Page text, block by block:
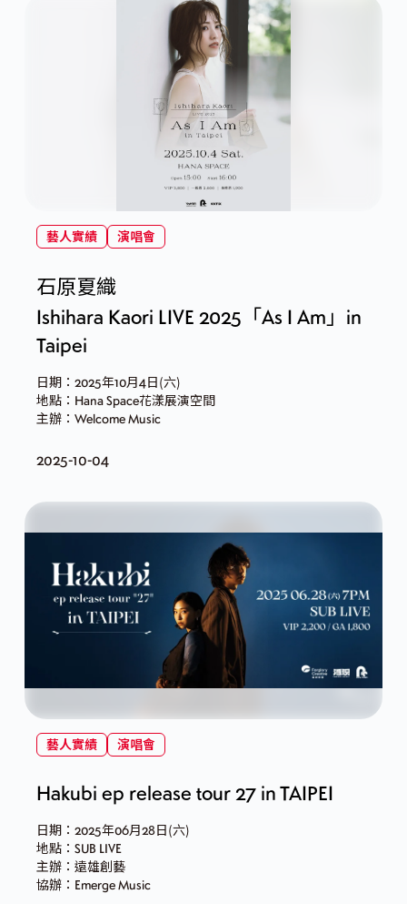
藝人實績 演唱會
石原夏織
Ishihara Kaori LIVE 2025「As I Am」in
Taipei
日期：2025年10月4日(六)
地點：Hana Space花漾展演空間
主辦：Welcome Music
2025-10-04
藝人實績 演唱會
Hakubi ep release tour 27 in TAIPEI
日期：2025年06月28日(六)
地點：SUB LIVE
主辦：遠雄創藝
協辦：Emerge Music